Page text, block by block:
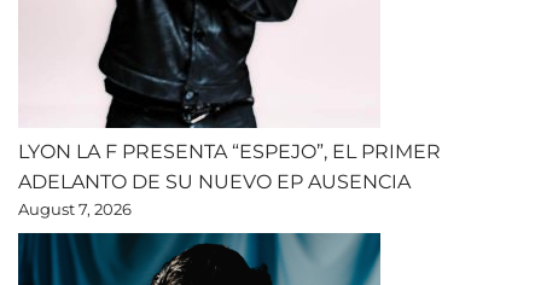
LYON LA F PRESENTA “ESPEJO”, EL PRIMER
ADELANTO DE SU NUEVO EP AUSENCIA
August 7, 2026